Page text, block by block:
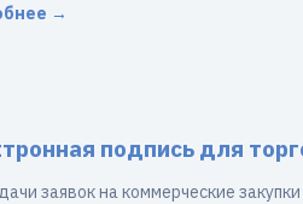
→
подпись для
заявок на коммерческие закупки